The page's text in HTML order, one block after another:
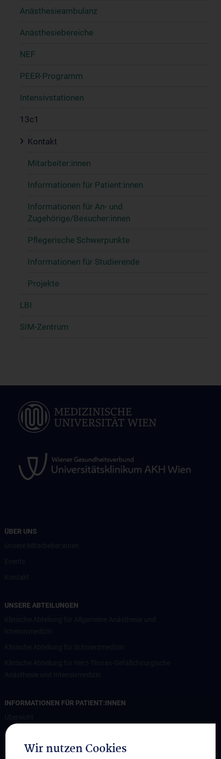
Anästhesieambulanz
Anästhesiebereiche
NEF
PEER-Programm
Intensivstationen
13c1
Kontakt
Mitarbeiter:innen
Informationen für Patient:innen
Informationen für An- und
Zugehörige/Besucher:innen
Pflegerische Schwerpunkte
Informationen für Studierende
Projekte
LBI
SIM-Zentrum
ÜBER UNS
UNSERE ABTEILUNGEN
INFORMATIONEN FÜR PATIENT:INNEN
FAQs
Informationen zur Aufnahme von Intensivpatient:innen
Wir nutzen Cookies